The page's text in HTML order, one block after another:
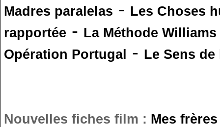
Madres paralelas - Les Choses
rapportée - La Méthode Williams
Opération Portugal - Le Sens
Nouvelles fiches film : Mes